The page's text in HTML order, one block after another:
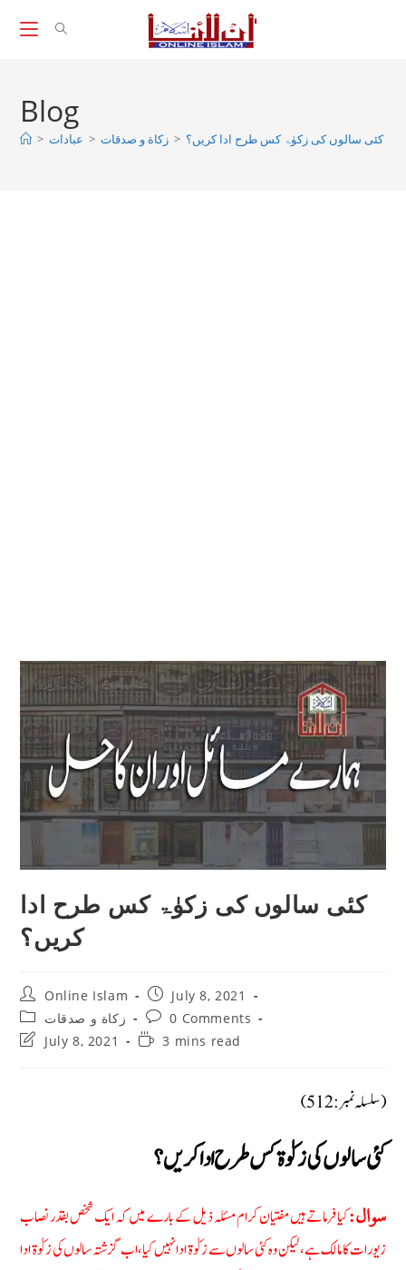
Blog
> عبادات > زکاة و صدقات > کئی سالوں کی زکوٰۃ کس طرح ادا کریں؟
کئی سالوں کی زکوٰۃ کس طرح ادا
کریں؟
Post
author:
Online Islam
Post
published:
July 8, 2021
Post
category:
زکاة و صدقات
Post
comments:
0 Comments
PostJuly 8, 2021
Reading3 mins read
(سلسلہ نمبر: 512)
کئی سالوں کی زکوٰۃ کس طرح ادا کریں؟
سوال:کیا فرماتے ہیں مفتیان کرام مسئلہ ذیل کے بارے میں کہ ایک شخص بقدر نصاب
زیورات کا مالک ہے، لیکن وہ کئی سالوں سے زکوٰۃ ادا نہیں کیا، اب گزشتہ سالوں کی زکوٰۃ ادا